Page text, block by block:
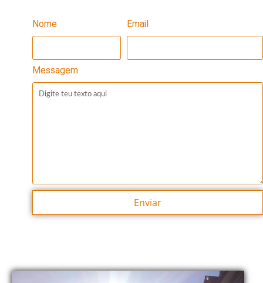
Nome Email
Messagem
Enviar